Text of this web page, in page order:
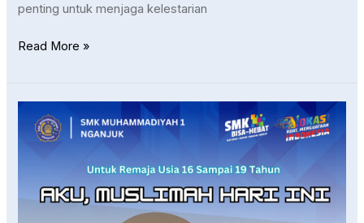
penting untuk menjaga kelestarian
Read More »
Muslimah
Zaman
Untuk
Remaja